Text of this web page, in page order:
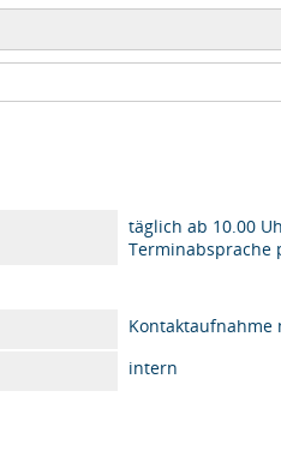
täglich ab 10.00
Terminabsprache
intern